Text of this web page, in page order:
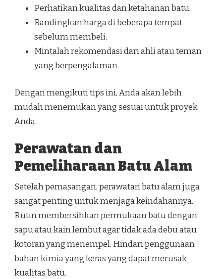
Perhatikan kualitas dan ketahanan batu.
Bandingkan harga di beberapa tempat
sebelum membeli.
Mintalah rekomendasi dari ahli atau teman
yang berpengalaman.
Dengan mengikuti tips ini, Anda akan lebih
mudah menemukan yang sesuai untuk proyek
Anda.
Perawatan dan
Pemeliharaan Batu Alam
Setelah pemasangan, perawatan batu alam juga
sangat penting untuk menjaga keindahannya.
Rutin membersihkan permukaan batu dengan
sapu atau kain lembut agar tidak ada debu atau
kotoran yang menempel. Hindari penggunaan
bahan kimia yang keras yang dapat merusak
kualitas batu.